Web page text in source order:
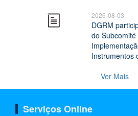
2026-08-03
DGRM
do Subcomité
Instrumentos
Ver Mais
Serviços Online